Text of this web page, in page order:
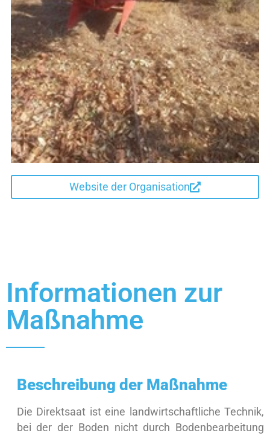
Website der Organisation
Informationen zur
Maßnahme
Beschreibung der Maßnahme
Die Direktsaat ist eine landwirtschaftliche Technik,
bei der der Boden nicht durch Bodenbearbeitung